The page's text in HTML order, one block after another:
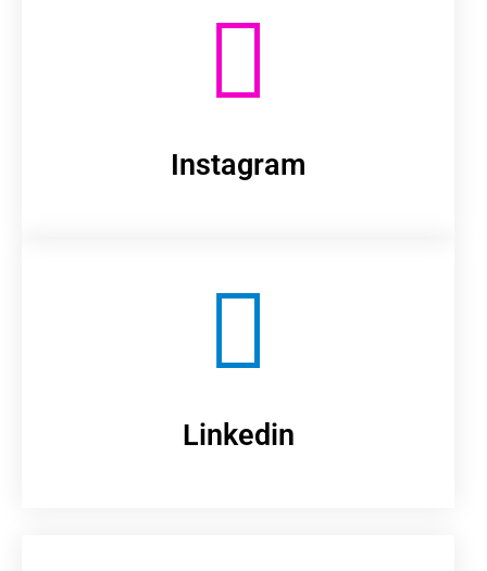
Instagram
Linkedin